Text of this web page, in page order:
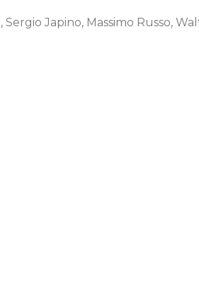
Japino, Massimo Russo,